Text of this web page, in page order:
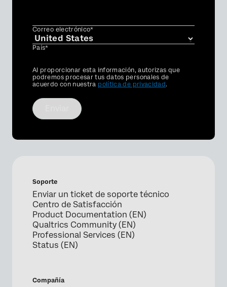
Correo electrónico*
País*
Privacy
Optin
Al proporcionar esta información, autorizas que
podremos procesar tus datos personales de
acuerdo con nuestra política de privacidad.
Soporte
Enviar un ticket de soporte técnico
Centro de Satisfacción
Product Documentation (EN)
Qualtrics Community (EN)
Professional Services (EN)
Status (EN)
Compañía